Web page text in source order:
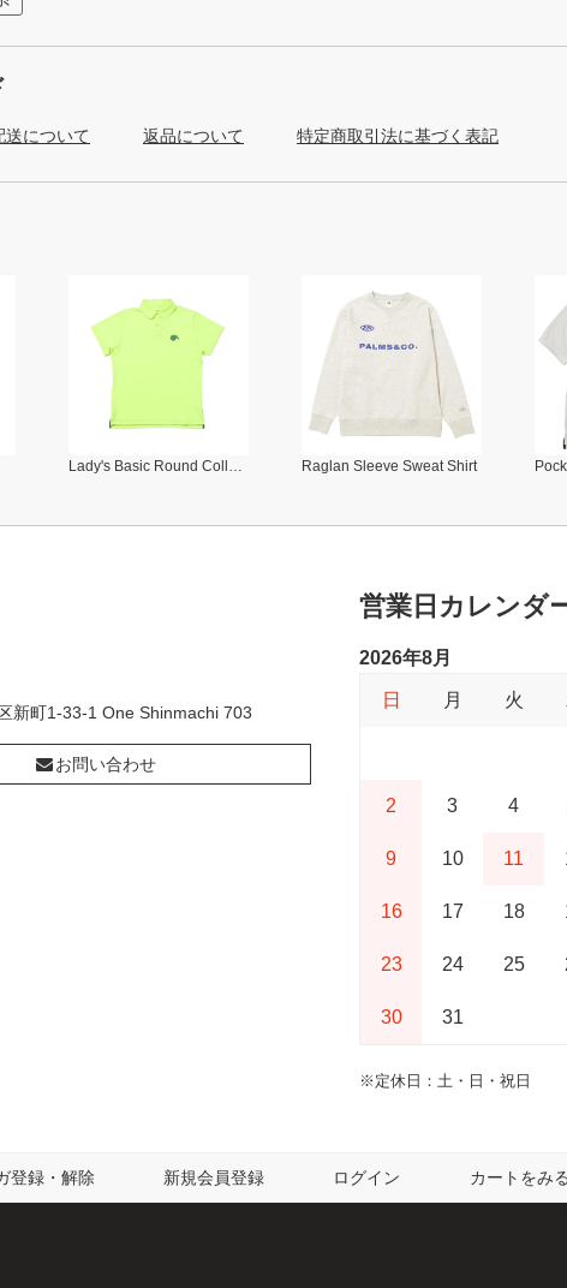
送について 返品について 特定商取引法に基づく表記
Lady's Basic Round Collar Polo Raglan Sleeve Sweat Shirt
新町1-33-1 One Shinmachi 703
お問い合わせ
営業日カレンダ
2026年8月
日 月 火
2 3 4
9 10 11
16 17 18
23 24 25
30 31
※定休日：土・日・祝日
登録・解除 新規会員登録 ログイン カートをみる